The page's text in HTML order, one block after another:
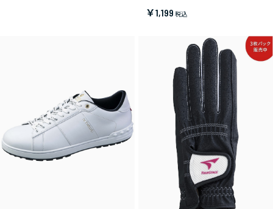
￥1,199